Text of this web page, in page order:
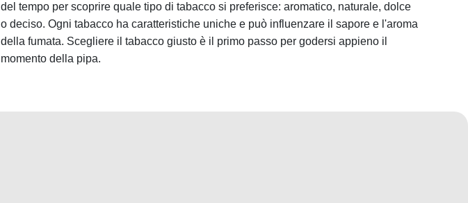
del tempo per scoprire quale tipo di tabacco si preferisce: aromatico, naturale, dolce
o deciso. Ogni tabacco ha caratteristiche uniche e può influenzare il sapore e l'aroma
della fumata. Scegliere il tabacco giusto è il primo passo per godersi appieno il
momento della pipa.